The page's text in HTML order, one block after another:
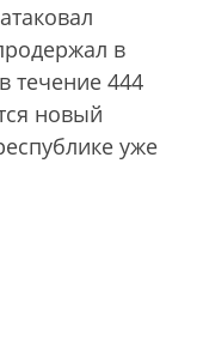
в
течение 444
новый
уже